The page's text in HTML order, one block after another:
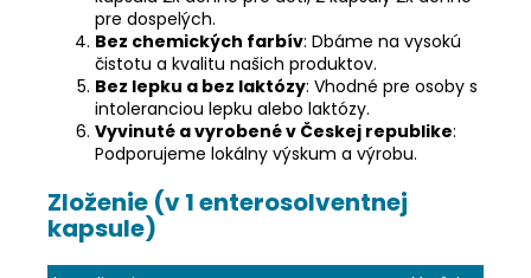
pre dospelých.
Bez chemických farbív: Dbáme na vysokú
čistotu a kvalitu našich produktov.
Bez lepku a bez laktózy: Vhodné pre osoby s
intoleranciou lepku alebo laktózy.
Vyvinuté a vyrobené v Českej republike:
Podporujeme lokálny výskum a výrobu.
Zloženie (v 1 enterosolventnej
kapsule)